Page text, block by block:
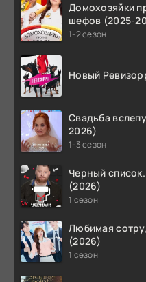
Домохозяйки
шефов (2025-
1-2 сезон
Новый
Свадьба
2026)
1-3 сезон
Черный
(2026)
1 сезон
Любимая
(2026)
1 сезон